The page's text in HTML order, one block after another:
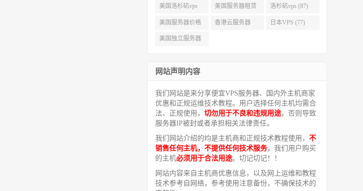
(99)
美国洛杉矶vps
(94)
美国服务器租赁
(91)
洛杉矶vps (87)
美国服务器价格
(82)
香港云服务器 日本VPS (77)
美国独立服务器
网站声明内容
我们网站是来分享便宜VPS服务器、国内外主机商家
优惠和正规运维技术教程。用户选择任何主机均需合
法、正规使用， 切勿用于不良和违规用途，否则导致
服务器IP被封或者承担相关法律责任。
我们网站介绍的均是主机商和正规技术教程使用， 不
销售任何主机，不提供任何技术服务，我们用户购买
的主机必须用于合法用途。切记切记！！
网站内容来自主机商优惠信息，以及网上运维和教程
技术参考自网络，参考使用注意备份，不确保技术的